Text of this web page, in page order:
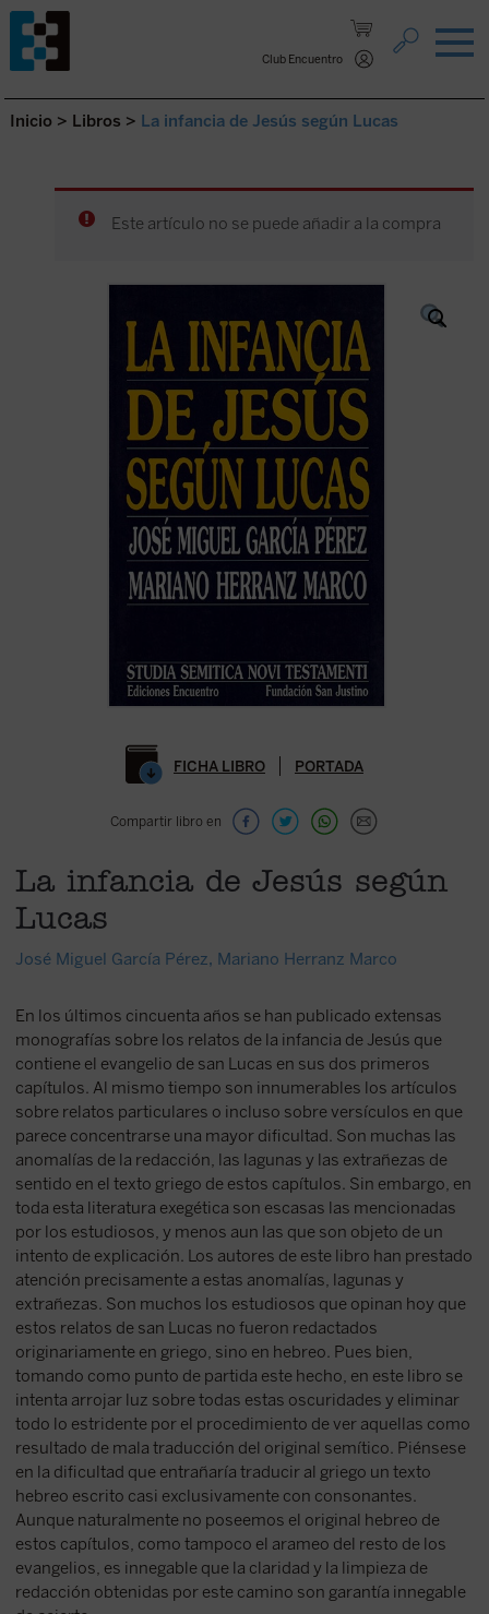
Club Encuentro
Saltar al contenido.
Inicio > Libros > La infancia de Jesús según Lucas
Este artículo no se puede añadir a la compra
FICHA LIBRO PORTADA
Compartir libro en
La infancia de Jesús según
Lucas
José Miguel García Pérez, Mariano Herranz Marco
En los últimos cincuenta años se han publicado extensas
monografías sobre los relatos de la infancia de Jesús que
contiene el evangelio de san Lucas en sus dos primeros
capítulos. Al mismo tiempo son innumerables los artículos
sobre relatos particulares o incluso sobre versículos en que
parece concentrarse una mayor dificultad. Son muchas las
anomalías de la redacción, las lagunas y las extrañezas de
sentido en el texto griego de estos capítulos. Sin embargo, en
toda esta literatura exegética son escasas las mencionadas
por los estudiosos, y menos aun las que son objeto de un
intento de explicación. Los autores de este libro han prestado
atención precisamente a estas anomalías, lagunas y
extrañezas. Son muchos los estudiosos que opinan hoy que
estos relatos de san Lucas no fueron redactados
originariamente en griego, sino en hebreo. Pues bien,
tomando como punto de partida este hecho, en este libro se
intenta arrojar luz sobre todas estas oscuridades y eliminar
todo lo estridente por el procedimiento de ver aquellas como
resultado de mala traducción del original semítico. Piénsese
en la dificultad que entrañaría traducir al griego un texto
hebreo escrito casi exclusivamente con consonantes.
Aunque naturalmente no poseemos el original hebreo de
estos capítulos, como tampoco el arameo del resto de los
evangelios, es innegable que la claridad y la limpieza de
redacción obtenidas por este camino son garantía innegable